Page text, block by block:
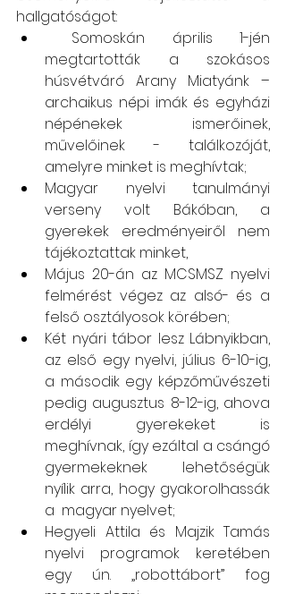
hallgatóságot:
megtartották a szokásos
húsvétváró Arany Miatyánk –
archaikus népi imák és egyházi
népénekek ismerőinek,
művelőinek - találkozóját,
amelyre minket is meghívtak;
Magyar nyelvi tanulmányi
verseny volt Bákóban, a
gyerekek eredményeiről nem
tájékoztattak minket,
Május 20-án az MCSMSZ nyelvi
felmérést végez az alsó- és a
felső osztályosok körében;
Két nyári tábor lesz Lábnyikban,
az első egy nyelvi, július 6-10-ig,
a második egy képzőművészeti
pedig augusztus 8-12-ig, ahova
erdélyi gyerekeket is
meghívnak, így ezáltal a csángó
gyermekeknek lehetőségük
nyílik arra, hogy gyakorolhassák
a  magyar nyelvet;
Hegyeli Attila és Majzik Tamás
nyelvi programok keretében
egy ún. „robottábort” fog